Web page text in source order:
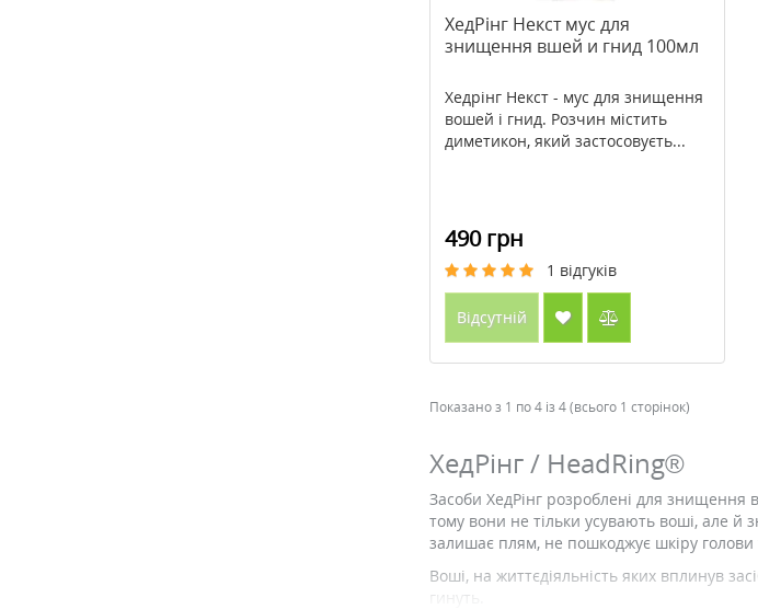
ХедРінг Некст мус для
знищення вшей и гнид 100мл
Хедрінг Некст - мус для знищення
вошей і гнид. Розчин містить
диметикон, який застосовуєть...
490 грн
1 відгуків
Відсутній
Показано з 1 по 4 із 4 (всього 1 сторінок)
ХедРінг / HeadRing®
Засоби ХедРінг розроблені для знищення
тому вони не тільки усувають воші, але й
залишає плям, не пошкоджує шкіру голови
Воші, на життєдіяльність яких вплинув
гинуть.